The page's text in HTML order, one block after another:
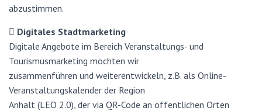
abzustimmen.
 Digitales Stadtmarketing
Digitale Angebote im Bereich Veranstaltungs- und
Tourismusmarketing möchten wir
zusammenführen und weiterentwickeln, z.B. als Online-
Veranstaltungskalender der Region
Anhalt (LEO 2.0), der via QR-Code an öffentlichen Orten